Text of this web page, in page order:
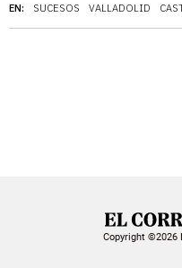
EN: SUCESOS VALLADOLID
Copyright ©2026